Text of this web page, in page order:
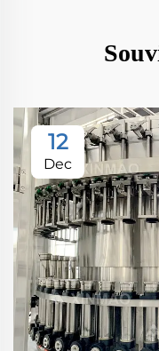
12
Dec